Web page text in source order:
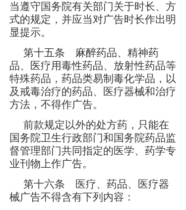
当遵守国务院有关部门关于时长、方
式的规定，并应当对广告时长作出明
显提示。
第十五条 麻醉药品、精神药
品、医疗用毒性药品、放射性药品等
特殊药品，药品类易制毒化学品，以
及戒毒治疗的药品、医疗器械和治疗
方法，不得作广告。
前款规定以外的处方药，只能在
国务院卫生行政部门和国务院药品监
督管理部门共同指定的医学、药学专
业刊物上作广告。
第十六条 医疗、药品、医疗器
械广告不得含有下列内容：